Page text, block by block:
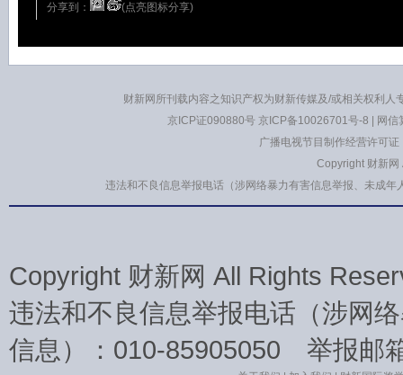
分享到： (点亮图标分享)
财新网所刊载内容之知识产权为财新传媒及/或相关权利
京ICP证090880号 京ICP备10026701号-8
网
广播电视节目制作经营许可
Copyright 财新
违法和不良信息举报电话（涉网络暴力有害信息举报、未成
Copyright 财新网 All Rights
违法和不良信息举报电话（涉网
信息）：010-85905050 举报邮